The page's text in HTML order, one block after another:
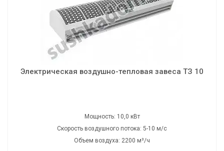
Электрическая воздушно-тепловая завеса ТЗ 10
Мощность: 10,0 кВт
Скорость воздушного потока: 5-10 м/с
Объем воздуха: 2200 м³/ч
Мощность: 10,0 кВт
Скорость воздушного потока: 5-10 м/с
Объем воздуха: 2200 м³/ч
Шумность: 58 дБ